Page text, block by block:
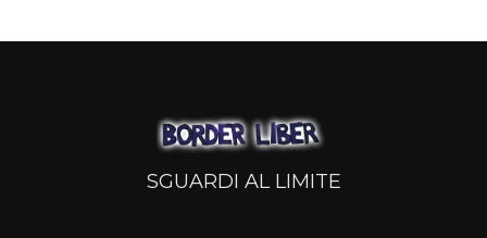
SGUARDI AL LIMITE